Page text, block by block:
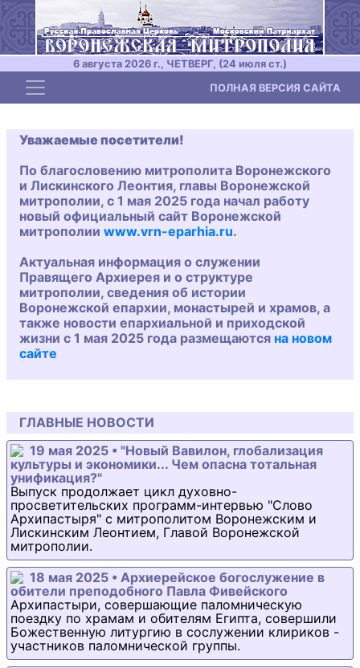
6 августа 2026 г., ЧЕТВЕРГ, (24 июля ст.)
Toggle navigation ПОЛНАЯ ВЕРСИЯ САЙТА
Уважаемые посетители!
По благословению митрополита Воронежского
и Лискинского Леонтия, главы Воронежской
митрополии, с 1 мая 2025 года начал работу
новый официальный сайт Воронежской
митрополии www.vrn-eparhia.ru.
Актуальная информация о служении
Правящего Архиерея и о структуре
митрополии, сведения об истории
Воронежской епархии, монастырей и храмов, а
также новости епархиальной и приходской
жизни с 1 мая 2025 года размещаются на новом
сайте
ГЛАВНЫЕ НОВОСТИ
19 мая 2025 • "Новый Вавилон, глобализация
культуры и экономики... Чем опасна тотальная
унификация?"
Выпуск продолжает цикл духовно-
просветительских программ-интервью "Слово
Архипастыря" с митрополитом Воронежским и
Лискинским Леонтием, Главой Воронежской
митрополии.
18 мая 2025 • Архиерейское богослужение в
обители преподобного Павла Фивейского
Архипастыри, совершающие паломническую
поездку по храмам и обителям Египта, совершили
Божественную литургию в сослужении клириков -
участников паломнической группы.